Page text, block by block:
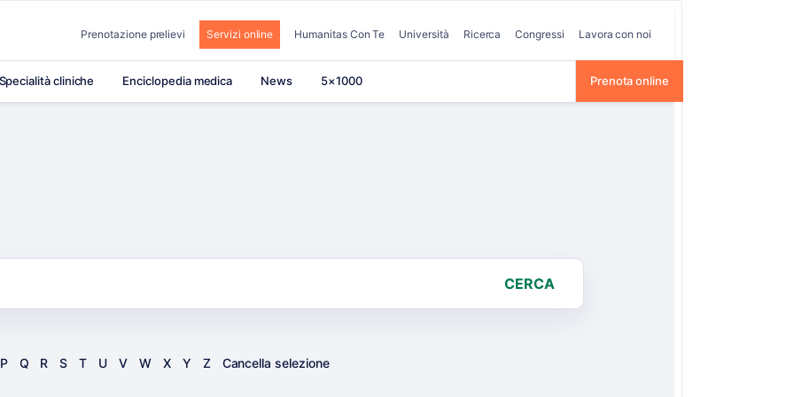
Prenotazione prelievi Servizi online Humanitas Con Te Università Ricerca Congressi Lavora con noi
Specialità cliniche Enciclopedia medica News 5×1000 Prenota online
CERCA
P Q R S T U V W X Y Z Cancella selezione